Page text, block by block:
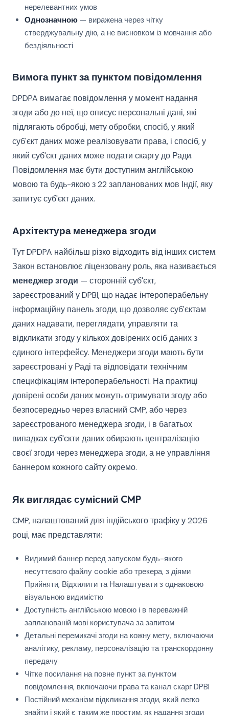
нерелевантних умов
Однозначною — виражена через чітку
стверджувальну дію, а не висновком із мовчання або
бездіяльності
Вимога пункт за пунктом повідомлення
DPDPA вимагає повідомлення у момент надання
згоди або до неї, що описує персональні дані, які
підлягають обробці, мету обробки, спосіб, у який
суб'єкт даних може реалізовувати права, і спосіб, у
який суб'єкт даних може подати скаргу до Ради.
Повідомлення має бути доступним англійською
мовою та будь-якою з 22 запланованих мов Індії, яку
запитує суб'єкт даних.
Архітектура менеджера згоди
Тут DPDPA найбільш різко відходить від інших систем.
Закон встановлює ліцензовану роль, яка називається
менеджер згоди — сторонній суб'єкт,
зареєстрований у DPBI, що надає інтероперабельну
інформаційну панель згоди, що дозволяє суб'єктам
даних надавати, переглядати, управляти та
відкликати згоду у кількох довірених осіб даних з
єдиного інтерфейсу. Менеджери згоди мають бути
зареєстровані у Раді та відповідати технічним
специфікаціям інтероперабельності. На практиці
довірені особи даних можуть отримувати згоду або
безпосередньо через власний CMP, або через
зареєстрованого менеджера згоди, і в багатьох
випадках суб'єкти даних обирають централізацію
своєї згоди через менеджера згоди, а не управління
баннером кожного сайту окремо.
Як виглядає сумісний CMP
CMP, налаштований для індійського трафіку у 2026
році, має представляти:
Видимий баннер перед запуском будь-якого
несуттєвого файлу cookie або трекера, з діями
Прийняти, Відхилити та Налаштувати з однаковою
візуальною видимістю
Доступність англійською мовою і в переважній
запланованій мові користувача за запитом
Детальні перемикачі згоди на кожну мету, включаючи
аналітику, рекламу, персоналізацію та транскордонну
передачу
Чітке посилання на повне пункт за пунктом
повідомлення, включаючи права та канал скарг DPBI
Постійний механізм відкликання згоди, який легко
знайти і який є таким же простим, як надання згоди